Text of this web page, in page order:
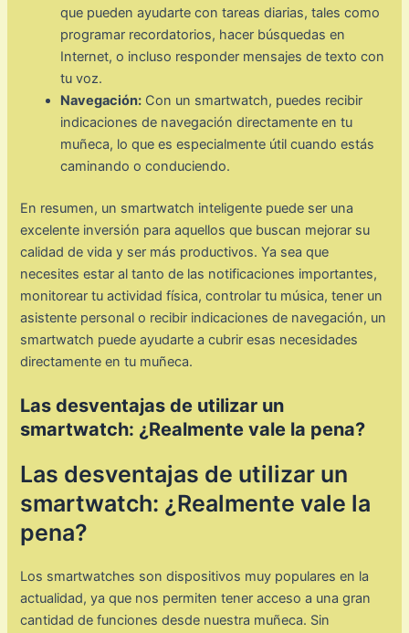
que pueden ayudarte con tareas diarias, tales como
programar recordatorios, hacer búsquedas en
Internet, o incluso responder mensajes de texto con
tu voz.
Navegación: Con un smartwatch, puedes recibir
indicaciones de navegación directamente en tu
muñeca, lo que es especialmente útil cuando estás
caminando o conduciendo.
En resumen, un smartwatch inteligente puede ser una
excelente inversión para aquellos que buscan mejorar su
calidad de vida y ser más productivos. Ya sea que
necesites estar al tanto de las notificaciones importantes,
monitorear tu actividad física, controlar tu música, tener un
asistente personal o recibir indicaciones de navegación, un
smartwatch puede ayudarte a cubrir esas necesidades
directamente en tu muñeca.
Las desventajas de utilizar un
smartwatch: ¿Realmente vale la pena?
Las desventajas de utilizar un
smartwatch: ¿Realmente vale la
pena?
Los smartwatches son dispositivos muy populares en la
actualidad, ya que nos permiten tener acceso a una gran
cantidad de funciones desde nuestra muñeca. Sin